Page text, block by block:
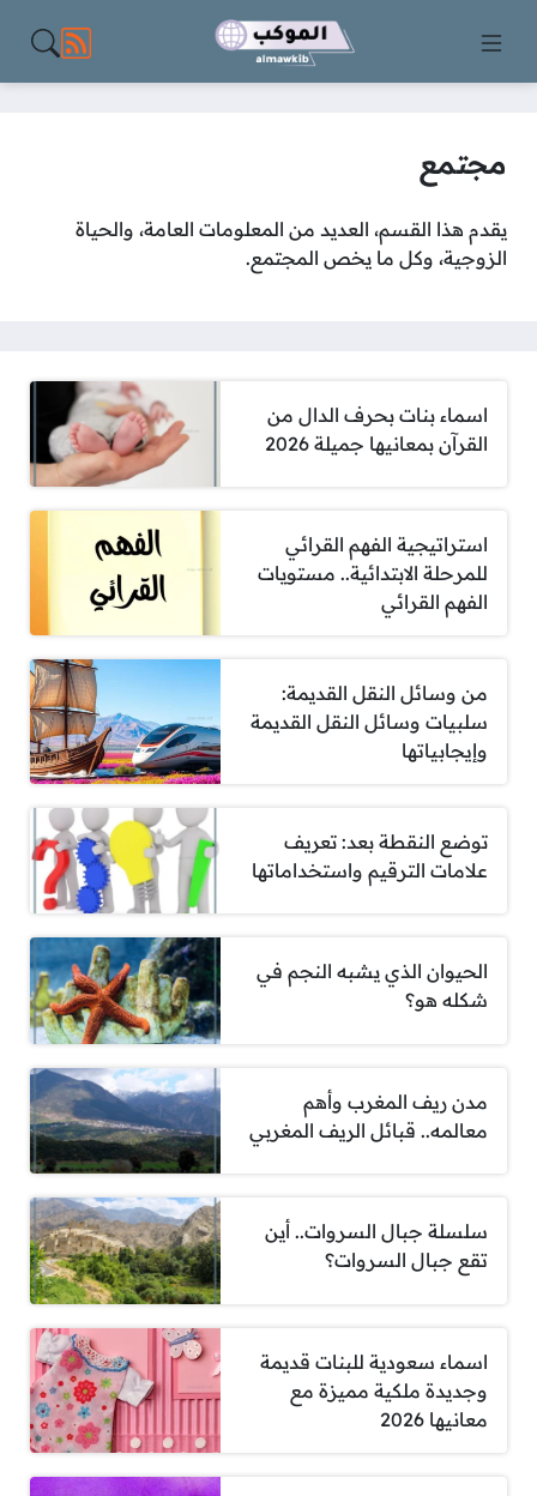
مواقع
مجتمع
يقدم هذا القسم، العديد من المعلومات العامة، والحياة
الزوجية، وكل ما يخص المجتمع.
اسماء بنات بحرف الدال من
القرآن بمعانيها جميلة 2026
استراتيجية الفهم القرائي
للمرحلة الابتدائية.. مستويات
الفهم القرائي
من وسائل النقل القديمة:
سلبيات وسائل النقل القديمة
وإيجابياتها
توضع النقطة بعد: تعريف
علامات الترقيم واستخداماتها
الحيوان الذي يشبه النجم في
شكله هو؟
مدن ريف المغرب وأهم
معالمه.. قبائل الريف المغربي
سلسلة جبال السروات.. أين
تقع جبال السروات؟
اسماء سعودية للبنات قديمة
وجديدة ملكية مميزة مع
معانيها 2026